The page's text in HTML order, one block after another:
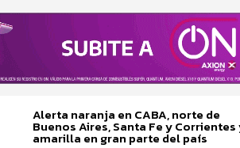
Alerta naranja en CABA, norte de
Buenos Aires, Santa Fe y Corrientes
amarilla en gran parte del país